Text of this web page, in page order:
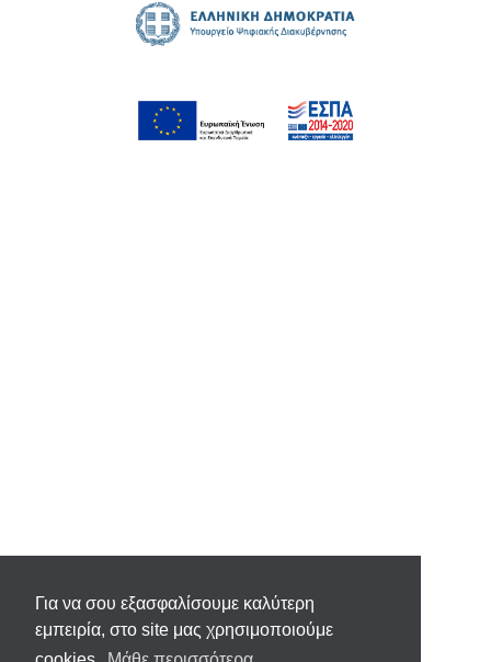
Για να σου εξασφαλίσουμε καλύτερη
εμπειρία, στο site μας χρησιμοποιούμε